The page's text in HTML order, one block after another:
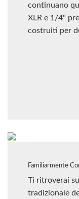
continuano
XLR e 1/4"
costruiti per
Familiarmente
Ti ritroverai
tradizionale